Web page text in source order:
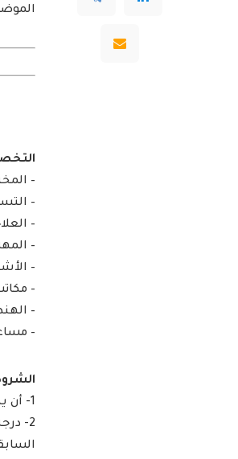
–
–
–
–
–
–
–
–
1- أن يكون المتقدم أو المتقدمة سعودي الجنسية.
2-